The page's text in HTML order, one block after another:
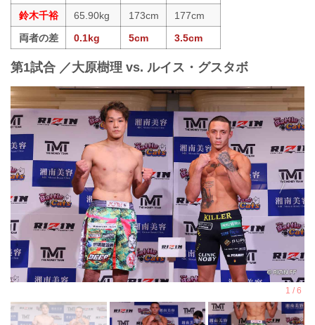
鈴木千裕
65.90kg 173cm
177cm
両者の差
0.1kg 5cm 3.5cm
第1試合 ／大原樹理 vs. ルイス・グスタボ